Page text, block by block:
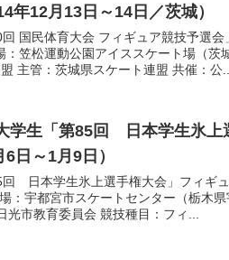
年12月13日～14日／茨城）
国民体育大会 フィギュア競技予選
：笠松運動公園アイススケート場（茨
主管：茨城県スケート連盟 共催：公...
学生「第85回 日本学生氷上
日～1月9日）
日本学生氷上選手権大会」フィギ
：宇都宮市スケートセンター（栃木
光市教育委員会 競技種目：フィ...